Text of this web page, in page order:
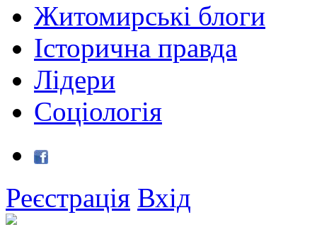
Житомирські блоги
Історична правда
Лідери
Соціологія
Реєстрація Вхід